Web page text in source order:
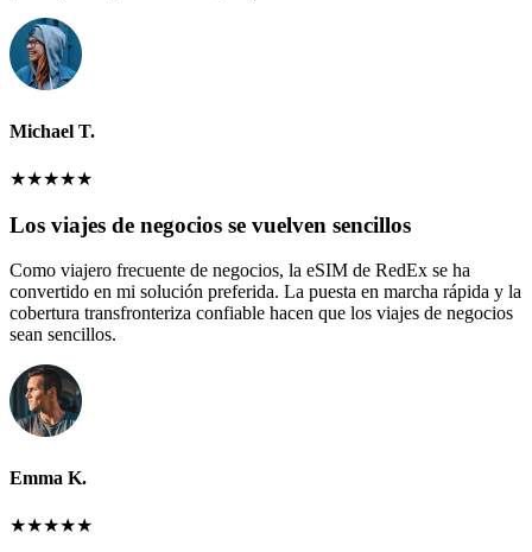
Michael T.
★★★★★
Los viajes de negocios se vuelven sencillos
Como viajero frecuente de negocios, la eSIM de RedEx se ha
convertido en mi solución preferida. La puesta en marcha rápida y la
cobertura transfronteriza confiable hacen que los viajes de negocios
sean sencillos.
Emma K.
★★★★★